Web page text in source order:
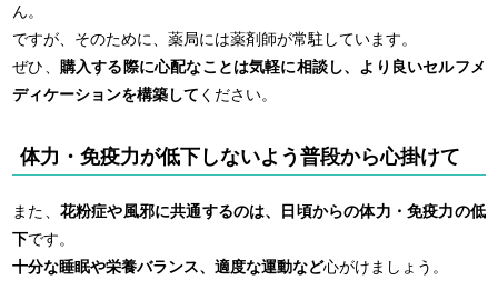
ん。
ですが、そのために、薬局には薬剤師が常駐しています。
ぜひ、
購入する際に心配なことは気軽に相談し、より良いセルフメ
ディケーションを構築して ください。
体力・免疫力が低下しないよう普段から心掛けて
また、 花粉症や風邪に共通するのは、日頃からの体力・免疫力の低
下です。
十分な睡眠や栄養バランス、適度な運動など心がけましょう。